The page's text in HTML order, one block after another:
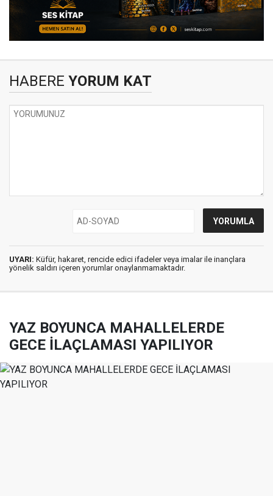
HABERE YORUM KAT
UYARI: Küfür, hakaret, rencide edici ifadeler veya imalar ile inançlara
yönelik saldırı içeren yorumlar onaylanmamaktadır.
YAZ BOYUNCA MAHALLELERDE
GECE İLAÇLAMASI YAPILIYOR